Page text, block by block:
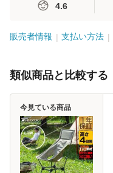
4.6
販売者情報 支払い方法
類似商品と比較する
今見ている商品